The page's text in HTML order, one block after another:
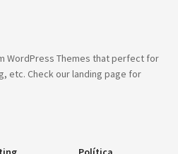
WordPress Themes that perfect for
etc. Check our landing page for